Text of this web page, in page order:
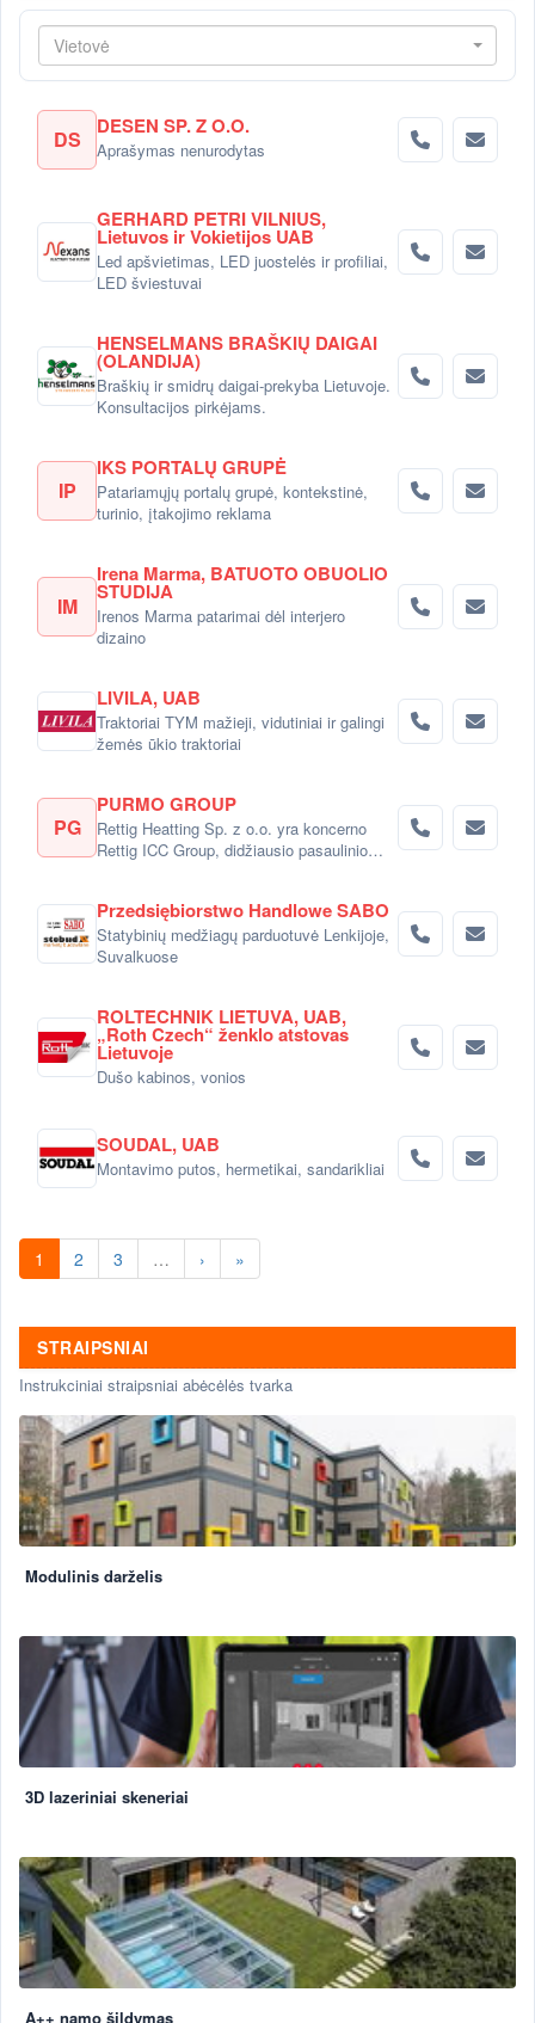
Vietovė
DS DESEN SP. Z O.O.
Aprašymas nenurodytas
GERHARD PETRI VILNIUS,
Lietuvos ir Vokietijos UAB
Led apšvietimas, LED juostelės ir profiliai,
LED šviestuvai
HENSELMANS BRAŠKIŲ DAIGAI
(OLANDIJA)
Braškių ir smidrų daigai-prekyba Lietuvoje.
Konsultacijos pirkėjams.
IP
IKS PORTALŲ GRUPĖ
Patariamųjų portalų grupė, kontekstinė,
turinio, įtakojimo reklama
IM
Irena Marma, BATUOTO OBUOLIO
STUDIJA
Irenos Marma patarimai dėl interjero
dizaino
LIVILA, UAB
Traktoriai TYM mažieji, vidutiniai ir galingi
žemės ūkio traktoriai
PG
PURMO GROUP
Rettig Heatting Sp. z o.o. yra koncerno
Rettig ICC Group, didžiausio pasaulinio
Przedsiębiorstwo Handlowe SABO
Statybinių medžiagų parduotuvė Lenkijoje,
Suvalkuose
ROLTECHNIK LIETUVA, UAB,
„Roth Czech“ ženklo atstovas
Lietuvoje
Dušo kabinos, vonios
SOUDAL, UAB
Montavimo putos, hermetikai, sandarikliai
1 2 3 … › »
STRAIPSNIAI
Instrukciniai straipsniai abėcėlės tvarka
Modulinis darželis
3D lazeriniai skeneriai
A++ namo šildymas